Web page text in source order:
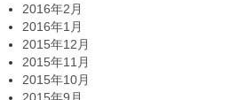
2016年2月
2016年1月
2015年12月
2015年11月
2015年10月